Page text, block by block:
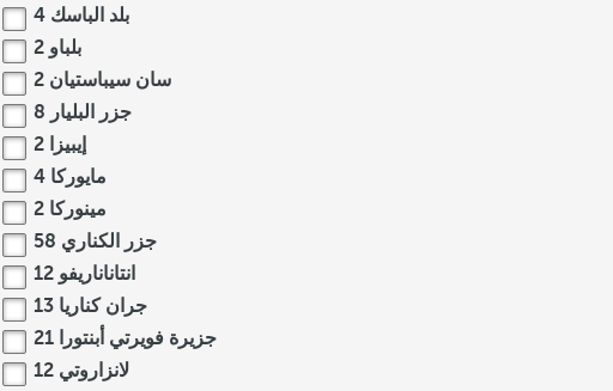
بلد الباسك 4
بلباو 2
سان سيباستيان 2
جزر البليار 8
إيبيزا 2
مايوركا 4
مينوركا 2
جزر الكناري 58
انتاناناريفو 12
جران كناريا 13
جزيرة فويرتي أبنتورا 21
لانزاروتي 12